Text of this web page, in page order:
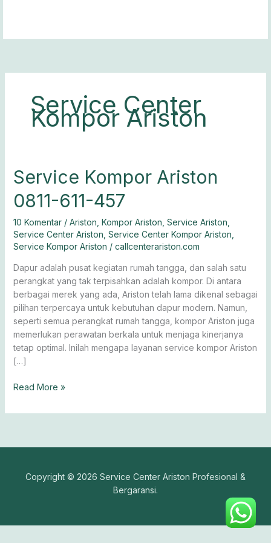
Service Center
Kompor Ariston
Service Kompor Ariston
0811-611-457
10 Komentar / Ariston Kompor Ariston Service Ariston
Service Center Ariston Service Center Kompor Ariston
Service Kompor Ariston / callcenterariston.com
Dapur adalah pusat kegiatan rumah tangga, dan salah satu
perangkat yang tak terpisahkan adalah kompor. Di antara
berbagai merek yang ada, Ariston telah lama dikenal sebagai
pilihan terpercaya untuk kebutuhan dapur modern. Namun,
seperti semua perangkat rumah tangga, kompor Ariston juga
memerlukan perawatan berkala untuk menjaga kinerjanya
tetap optimal. Inilah mengapa layanan service kompor Ariston
[…]
Service
Kompor
Ariston
611-
457
Read More »
Copyright © 2026 Service Center Ariston Profesional &
Bergaransi.